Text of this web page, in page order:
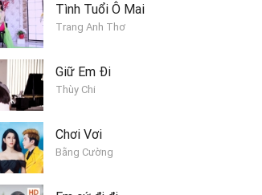
Tình Tuổi Ô Mai
Trang Anh Thơ
Giữ Em Đi
Thùy Chi
Chơi Vơi
Bằng Cường